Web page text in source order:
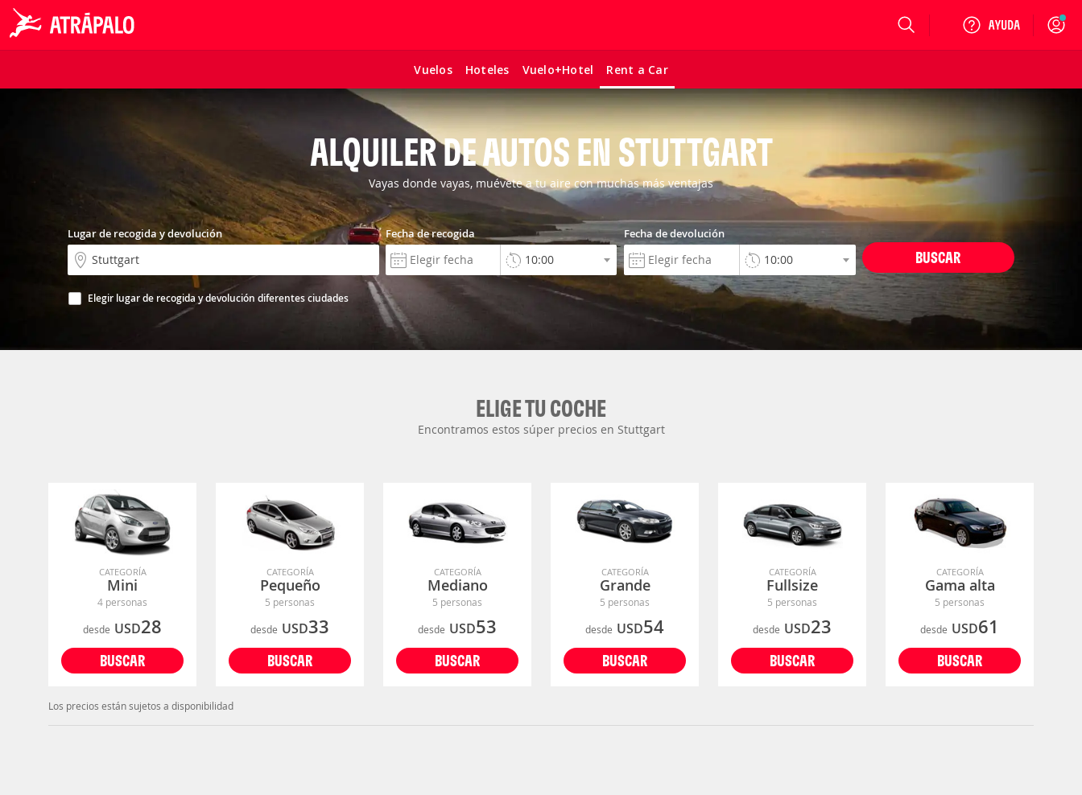
Vuelos Hoteles Vuelo+Hotel Rent a Car
Login
ALQUILER DE AUTOS EN STUTTGART
Vayas donde vayas, muévete a tu aire con muchas más ventajas
Lugar de recogida y devolución
Elegir lugar de recogida y devolución diferentes ciudades
Fecha de recogida Fecha de devolución
BUSCAR
ELIGE TU COCHE
Encontramos estos súper precios en Stuttgart
CATEGORÍA
Mini
4 personas
desde USD28
BUSCAR
CATEGORÍA
Pequeño
5 personas
desde USD33
BUSCAR
CATEGORÍA
Mediano
5 personas
desde USD53
BUSCAR
CATEGORÍA
Grande
5 personas
desde USD54
BUSCAR
CATEGORÍA
Fullsize
5 personas
desde USD23
BUSCAR
CATEGORÍA
Gama alta
5 personas
desde USD61
BUSCAR
Los precios están sujetos a disponibilidad